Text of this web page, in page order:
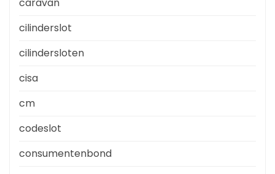
caravan
cilinderslot
cilindersloten
cisa
cm
codeslot
consumentenbond